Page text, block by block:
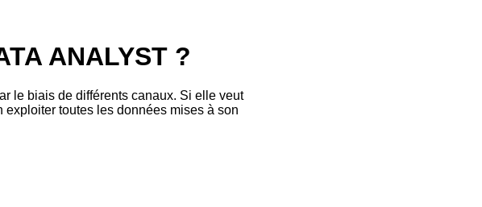
ANALYST ?
le biais de différents canaux. Si elle veut
toutes les données mises à son